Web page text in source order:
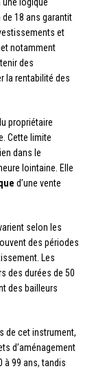
18 ans garantit
et
notamment
des
la rentabilité des
propriétaire
Cette limite
dans le
lointaine. Elle
d’une vente
selon les
des périodes
Les
des durées de 50
des bailleurs
de cet instrument,
d’aménagement
à 99 ans, tandis